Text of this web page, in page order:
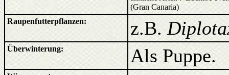
(Gran Canaria)
Raupenfutterpflanzen:
z.B.
Überwinterung: Als Puppe.